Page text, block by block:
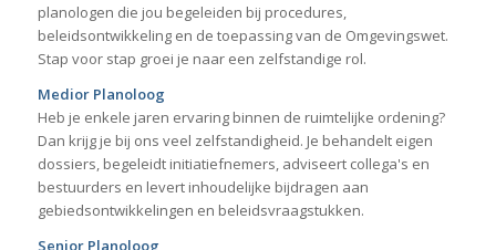
planologen die jou begeleiden bij procedures,
beleidsontwikkeling en de toepassing van de Omgevingswet.
Stap voor stap groei je naar een zelfstandige rol.
Medior Planoloog
Heb je enkele jaren ervaring binnen de ruimtelijke ordening?
Dan krijg je bij ons veel zelfstandigheid. Je behandelt eigen
dossiers, begeleidt initiatiefnemers, adviseert collega's en
bestuurders en levert inhoudelijke bijdragen aan
gebiedsontwikkelingen en beleidsvraagstukken.
Senior Planoloog